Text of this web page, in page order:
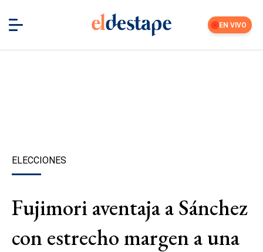
EN VIVO
ELECCIONES
Fujimori aventaja a Sánchez
con estrecho margen a una